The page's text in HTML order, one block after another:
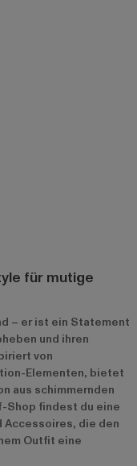
für mutige
– er ist ein Statement
und ihren
von
Elementen, bietet
aus schimmernden
Shop findest du eine
Accessoires, die den
Outfit eine